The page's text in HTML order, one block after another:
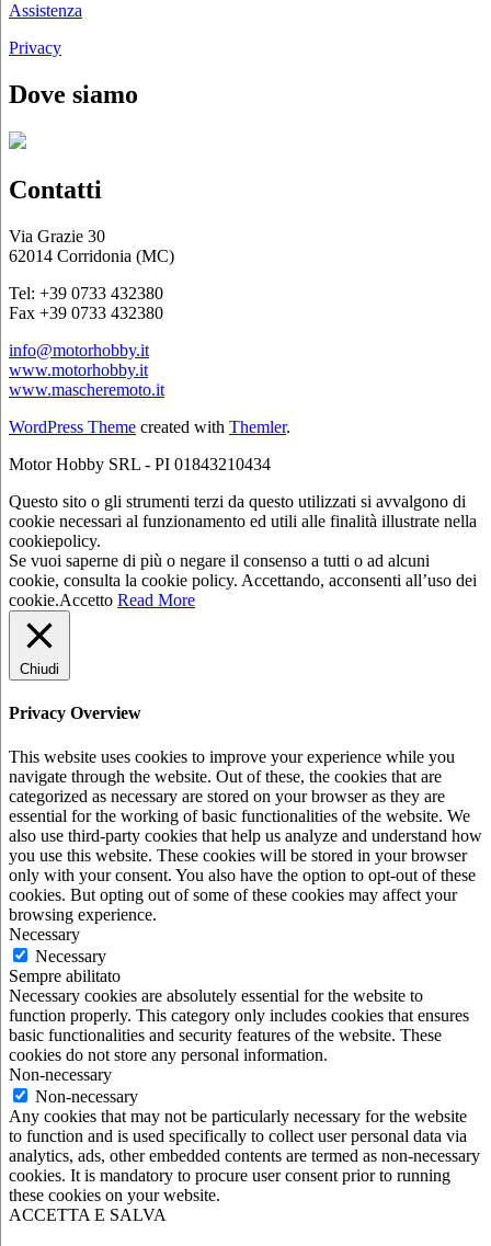
Assistenza
Privacy
Dove siamo
Contatti
Via Grazie 30
62014 Corridonia (MC)
Tel: +39 0733 432380
Fax +39 0733 432380
info@motorhobby.it
www.motorhobby.it
www.mascheremoto.it
WordPress Theme created with Themler.
Motor Hobby SRL - PI 01843210434
Questo sito o gli strumenti terzi da questo utilizzati si avvalgono di
cookie necessari al funzionamento ed utili alle finalità illustrate nella
cookiepolicy.
Se vuoi saperne di più o negare il consenso a tutti o ad alcuni
cookie, consulta la cookie policy. Accettando, acconsenti all’uso dei
cookie.Accetto Read More
Chiudi
Privacy Overview
This website uses cookies to improve your experience while you
navigate through the website. Out of these, the cookies that are
categorized as necessary are stored on your browser as they are
essential for the working of basic functionalities of the website. We
also use third-party cookies that help us analyze and understand how
you use this website. These cookies will be stored in your browser
only with your consent. You also have the option to opt-out of these
cookies. But opting out of some of these cookies may affect your
browsing experience.
Necessary
Necessary
Sempre abilitato
Necessary cookies are absolutely essential for the website to
function properly. This category only includes cookies that ensures
basic functionalities and security features of the website. These
cookies do not store any personal information.
Non-necessary
Non-necessary
Any cookies that may not be particularly necessary for the website
to function and is used specifically to collect user personal data via
analytics, ads, other embedded contents are termed as non-necessary
cookies. It is mandatory to procure user consent prior to running
these cookies on your website.
ACCETTA E SALVA